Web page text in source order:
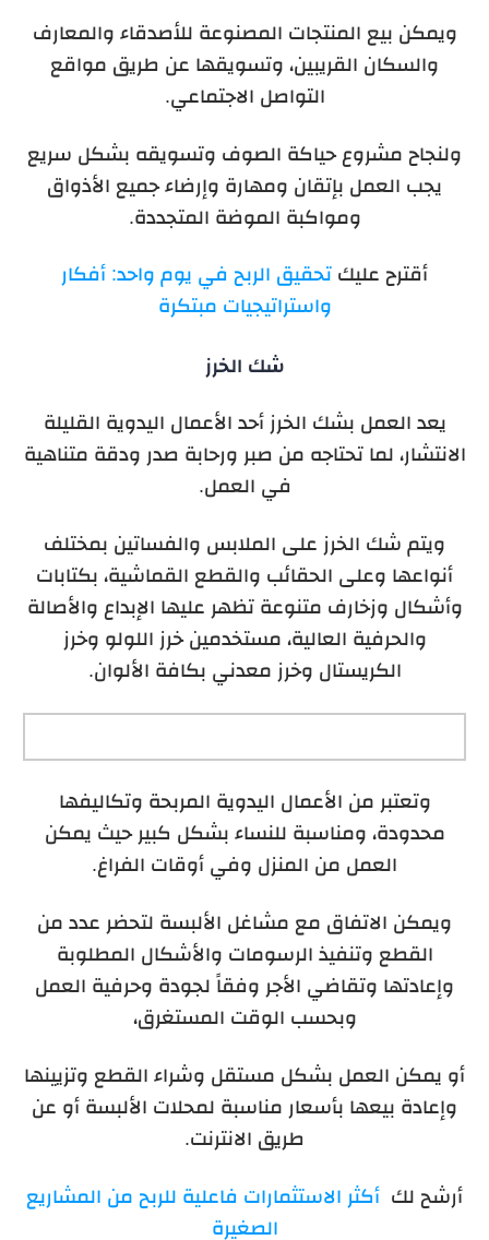
ويمكن بيع المنتجات المصنوعة للأصدقاء والمعارف
والسكان القريبين، وتسويقها عن طريق مواقع
التواصل الاجتماعي.
ولنجاح مشروع حياكة الصوف وتسويقه بشكل سريع
يجب العمل بإتقان ومهارة وإرضاء جميع الأذواق
ومواكبة الموضة المتجددة.
أقترح عليك تحقيق الربح في يوم واحد: أفكار
واستراتيجيات مبتكرة
شك الخرز
يعد العمل بشك الخرز أحد الأعمال اليدوية القليلة
الانتشار، لما تحتاجه من صبر ورحابة صدر ودقة متناهية
في العمل.
ويتم شك الخرز على الملابس والفساتين بمختلف
أنواعها وعلى الحقائب والقطع القماشية، بكتابات
وأشكال وزخارف متنوعة تظهر عليها الإبداع والأصالة
والحرفية العالية، مستخدمين خرز اللولو وخرز
الكريستال وخرز معدني بكافة الألوان.
وتعتبر من الأعمال اليدوية المربحة وتكاليفها
محدودة، ومناسبة للنساء بشكل كبير حيث يمكن
العمل من المنزل وفي أوقات الفراغ.
ويمكن الاتفاق مع مشاغل الألبسة لتحضر عدد من
القطع وتنفيذ الرسومات والأشكال المطلوبة
وإعادتها وتقاضي الأجر وفقاً لجودة وحرفية العمل
وبحسب الوقت المستغرق،
أو يمكن العمل بشكل مستقل وشراء القطع وتزيينها
وإعادة بيعها بأسعار مناسبة لمحلات الألبسة أو عن
طريق الانترنت.
أرشح لك أكثر الاستثمارات فاعلية للربح من المشاريع
الصغيرة